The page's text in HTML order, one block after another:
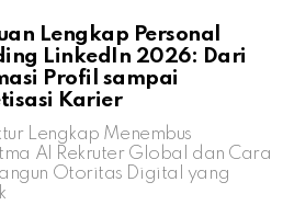
Lengkap Personal
LinkedIn 2026: Dari
Profil sampai
Karier
Lengkap Menembus
AI Rekruter Global dan Cara
Otoritas Digital yang